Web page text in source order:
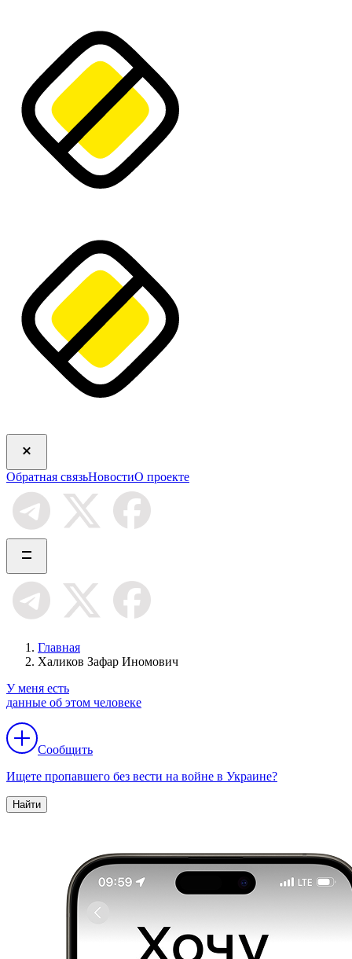
Обратная связьНовостиО проекте
Главная
Халиков Зафар Иномович
У меня есть
данные об этом человеке
Сообщить
Ищете пропавшего без вести на войне в Украине?
Найти